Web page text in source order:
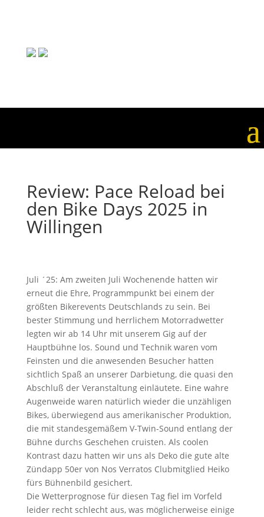
Review: Pace Reload bei
den Bike Days 2025 in
Willingen
Juli ´25: Am zweiten Juli Wochenende hatten wir
erneut die Ehre, Programmpunkt bei einem der
größten Bikerevents Deutschlands zu sein. Bei
bester Stimmung und herrlichem Motorradwetter
legten wir ab 14 Uhr mit unserem Gig auf der
Hauptbühne los. Sound und Technik waren vom
Feinsten und die anwesenden Besucher hatten
sichtlich Spaß an unserer Darbietung, die quasi den
Abschluß der Veranstaltung einläutete. Eine wahre
Augenweide waren natürlich wieder die unzähligen
Bikes, überwiegend aus amerikanischer Produktion,
die mit standesgemäßem V-Twin-Sound entlang der
Bühne durchs Geschehen cruisten. Als coolen
Kontrast dazu hatten wir uns als Deko die gute alte
Zündapp 50er von Nos Verratos Clubmitglied Heiko
fürs Bühnenbild gesichert.
Die Wetterprognose für diesen Tag fiel im Vorfeld
leider recht schlecht aus, was möglicherweise einige